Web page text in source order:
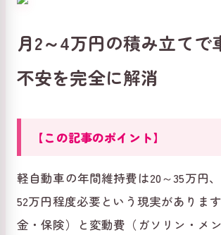
月2～4万円の積み立てで
不安を完全に解消
【この記事のポイント】
軽自動車の年間維持費は20～35万円
52万円程度必要という現実がありま
金・保険）と変動費（ガソリン・メ